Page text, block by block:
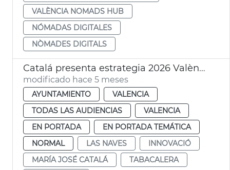
VALÈNCIA NOMADS HUB
NÓMADAS DIGITALES
NÒMADES DIGITALS
Catalá presenta estrategia 2026 València Innovation Capital
modificado hace 5 meses
AYUNTAMIENTO
VALENCIA
TODAS LAS AUDIENCIAS
VALENCIA
EN PORTADA
EN PORTADA TEMÁTICA
NORMAL
LAS NAVES
INNOVACIÓ
MARÍA JOSÉ CATALÁ
TABACALERA